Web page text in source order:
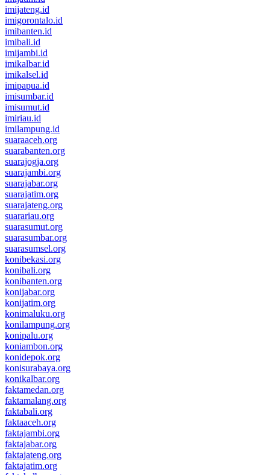
imijateng.id
imigorontalo.id
imibanten.id
imibali.id
imijambi.id
imikalbar.id
imikalsel.id
imipapua.id
imisumbar.id
imisumut.id
imiriau.id
imilampung.id
suaraaceh.org
suarabanten.org
suarajogja.org
suarajambi.org
suarajabar.org
suarajatim.org
suarajateng.org
suarariau.org
suarasumut.org
suarasumbar.org
suarasumsel.org
konibekasi.org
konibali.org
konibanten.org
konijabar.org
konijatim.org
konimaluku.org
konilampung.org
konipalu.org
koniambon.org
konidepok.org
konisurabaya.org
konikalbar.org
faktamedan.org
faktamalang.org
faktabali.org
faktaaceh.org
faktajambi.org
faktajabar.org
faktajateng.org
faktajatim.org